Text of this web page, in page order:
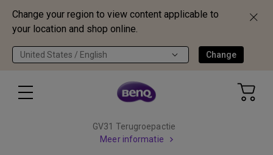
Change your region to view content applicable to
your location and shop online.
United States / English Change
GV31 Terugroepactie
Meer informatie